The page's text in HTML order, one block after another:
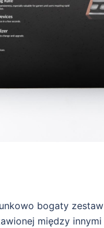
bogaty zestaw
między innymi